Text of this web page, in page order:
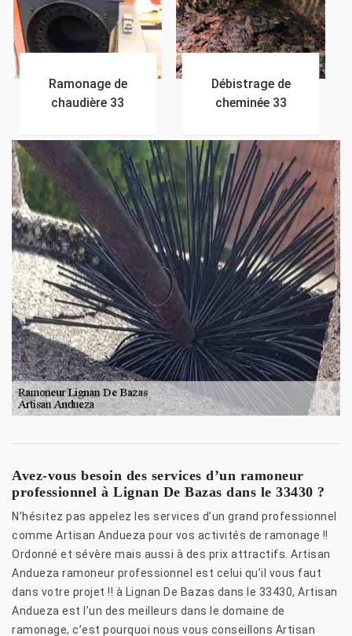
Ramonage de
chaudière 33
Débistrage de
cheminée 33
Avez-vous besoin des services d’un ramoneur
professionnel à Lignan De Bazas dans le 33430 ?
N’hésitez pas appelez les services d’un grand professionnel
comme Artisan Andueza pour vos activités de ramonage !!
Ordonné et sévère mais aussi à des prix attractifs. Artisan
Andueza ramoneur professionnel est celui qu’il vous faut
dans votre projet !! à Lignan De Bazas dans le 33430, Artisan
Andueza est l’un des meilleurs dans le domaine de
ramonage, c’est pourquoi nous vous conseillons Artisan